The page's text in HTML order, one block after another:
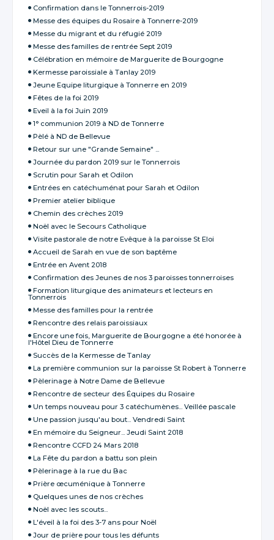
Confirmation dans le Tonnerrois-2019
Messe des équipes du Rosaire à Tonnerre-2019
Messe du migrant et du réfugié 2019
Messe des familles de rentrée Sept 2019
Célébration en mémoire de Marguerite de Bourgogne
Kermesse paroissiale à Tanlay 2019
Jeune Equipe liturgique à Tonnerre en 2019
Fêtes de la foi 2019
Eveil à la foi Juin 2019
1° communion 2019 à ND de Tonnerre
Pèlé à ND de Bellevue
Retour sur une "Grande Semaine" ...
Journée du pardon 2019 sur le Tonnerrois
Scrutin pour Sarah et Odilon
Entrées en catéchuménat pour Sarah et Odilon
Premier atelier biblique
Chemin des crèches 2019
Noël avec le Secours Catholique
Visite pastorale de notre Evêque à la paroisse St Eloi
Accueil de Sarah en vue de son baptême
Entrée en Avent 2018
Confirmation des Jeunes de nos 3 paroisses tonnerroises
Formation liturgique des animateurs et lecteurs en
Tonnerrois
Messe des familles pour la rentrée
Rencontre des relais paroissiaux
Encore une fois, Marguerite de Bourgogne a été honorée à
l'Hôtel Dieu de Tonnerre
Succès de la Kermesse de Tanlay
La première communion sur la paroisse St Robert à Tonnerre
Pèlerinage à Notre Dame de Bellevue
Rencontre de secteur des Équipes du Rosaire
Un temps nouveau pour 3 catéchumènes... Veillée pascale
Une passion jusqu'au bout... Vendredi Saint
En mémoire du Seigneur... Jeudi Saint 2018
Rencontre CCFD 24 Mars 2018
La Fête du pardon a battu son plein
Pèlerinage à la rue du Bac
Prière œcuménique à Tonnerre
Quelques unes de nos crèches
Noël avec les scouts...
L'éveil à la foi des 3-7 ans pour Noël
Jour de prière pour tous les défunts